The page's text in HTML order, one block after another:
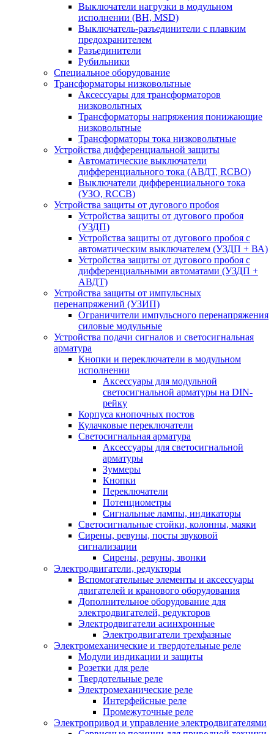
Выключатели нагрузки в модульном
исполнении (ВН, MSD)
Выключатель-разъединители с плавким
предохранителем
Разъединители
Рубильники
Специальное оборудование
Трансформаторы низковольтные
Аксессуары для трансформаторов
низковольтных
Трансформаторы напряжения понижающие
низковольтные
Трансформаторы тока низковольтные
Устройства дифференциальной защиты
Автоматические выключатели
дифференциального тока (АВДТ, RCBO)
Выключатели дифференциального тока
(УЗО, RCCB)
Устройства защиты от дугового пробоя
Устройства защиты от дугового пробоя
(УЗДП)
Устройства защиты от дугового пробоя с
автоматическим выключателем (УЗДП + ВА)
Устройства защиты от дугового пробоя с
дифференциальными автоматами (УЗДП +
АВДТ)
Устройства защиты от импульсных
перенапряжений (УЗИП)
Ограничители импульсного перенапряжения
силовые модульные
Устройства подачи сигналов и светосигнальная
арматура
Кнопки и переключатели в модульном
исполнении
Аксессуары для модульной
светосигнальной арматуры на DIN-
рейку
Корпуса кнопочных постов
Кулачковые переключатели
Светосигнальная арматура
Аксессуары для светосигнальной
арматуры
Зуммеры
Кнопки
Переключатели
Потенциометры
Сигнальные лампы, индикаторы
Светосигнальные стойки, колонны, маяки
Сирены, ревуны, посты звуковой
сигнализации
Сирены, ревуны, звонки
Электродвигатели, редукторы
Вспомогательные элементы и аксессуары
двигателей и кранового оборудования
Дополнительное оборудование для
электродвигателей, редукторов
Электродвигатели асинхронные
Электродвигатели трехфазные
Электромеханические и твердотельные реле
Модули индикации и защиты
Розетки для реле
Твердотельные реле
Электромеханические реле
Интерфейсные реле
Промежуточные реле
Электропривод и управление электродвигателями